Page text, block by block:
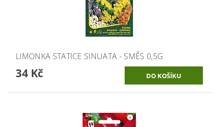
LIMONKA STATICE SINUATA - SMĚS 0,5G
34 Kč